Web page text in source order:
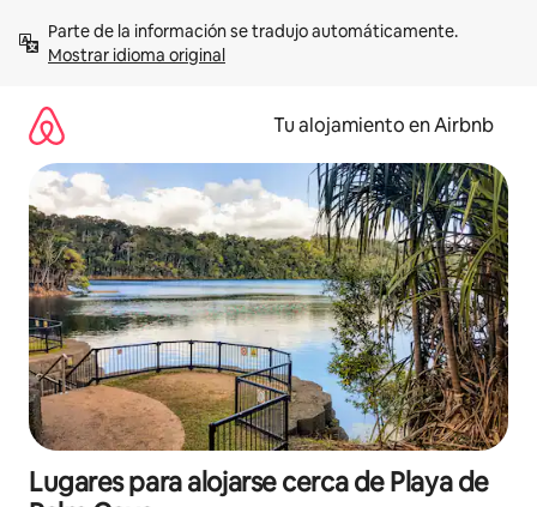
contenidoMostrar idioma original
Tu alojamiento en Airbnb
Lugares para alojarse cerca de Playa de